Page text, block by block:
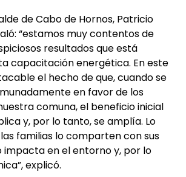
letra
de Cabo de Hornos, Patricio
“estamos muy contentos de
resultados que está
capacitación energética. En este
el hecho de que, cuando se
en favor de los
comuna, el beneficio inicial
y, por lo tanto, se amplía. Lo
familias lo comparten con sus
impacta en el entorno y, por lo
explicó.